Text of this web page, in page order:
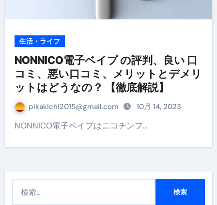
生活・ライフ
NONNICO電子ベイプ の評判、良い 口
コミ、悪い口コミ、メリットとデメリ
ットはどうなの？ 【徹底解説】
pikakichi2015@gmail.com 10月 14, 2023
NONNICO電子ベイプはニコチンフ…